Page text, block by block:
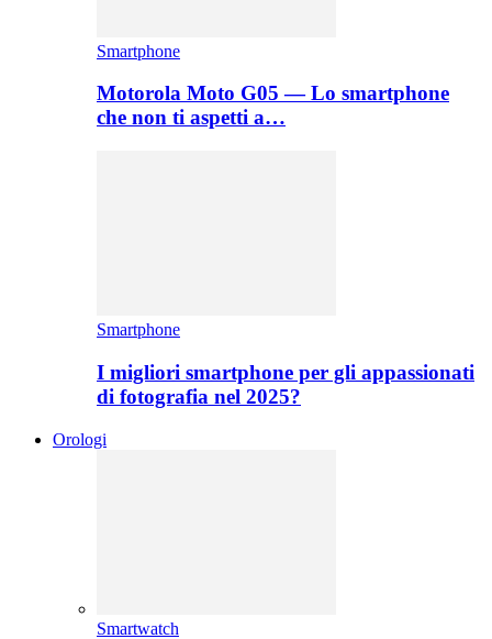
Smartphone
Motorola Moto G05 — Lo smartphone
che non ti aspetti a…
Smartphone
I migliori smartphone per gli appassionati
di fotografia nel 2025?
Orologi
Smartwatch